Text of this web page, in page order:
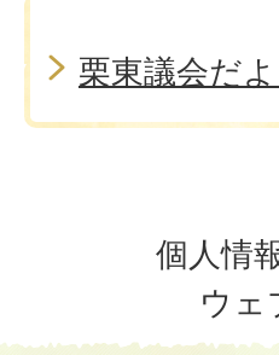
栗東議会だ
個人情
ウェ